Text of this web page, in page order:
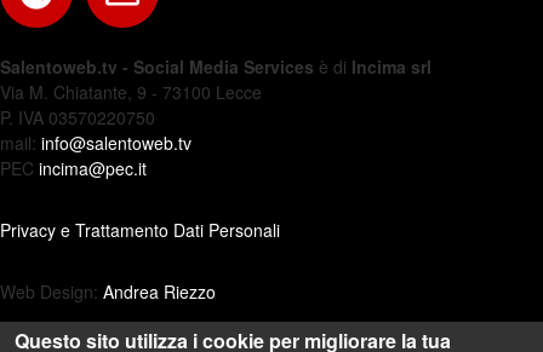
Salentoweb.tv - Social Media Services è di Incima srl
Via M. Chiatante, 9 - 73100 Lecce
P. IVA 03570220750
mail: info@salentoweb.tv
PEC incima@pec.it
Privacy e Trattamento Dati Personali
Web Design: Andrea Riezzo
Questo sito utilizza i cookie per migliorare la tua